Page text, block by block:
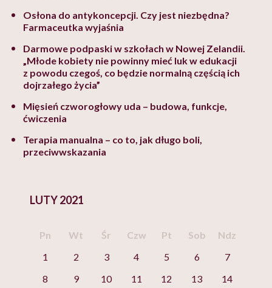
Osłona do antykoncepcji. Czy jest niezbędna?
Farmaceutka wyjaśnia
Darmowe podpaski w szkołach w Nowej Zelandii.
„Młode kobiety nie powinny mieć luk w edukacji
z powodu czegoś, co będzie normalną częścią ich
dojrzałego życia”
Mięsień czworogłowy uda – budowa, funkcje,
ćwiczenia
Terapia manualna – co to, jak długo boli,
przeciwwskazania
LUTY 2021
Pn Wt Śr Czw Pt Sob
Ndz
1
2 3 4 5 6
7
8
9 10 11 12 13
14